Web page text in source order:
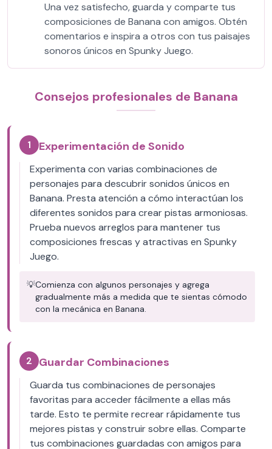
Una vez satisfecho, guarda y comparte tus
composiciones de Banana con amigos. Obtén
comentarios e inspira a otros con tus paisajes
sonoros únicos en Spunky Juego.
Consejos profesionales de Banana
1 Experimentación de Sonido
Experimenta con varias combinaciones de
personajes para descubrir sonidos únicos en
Banana. Presta atención a cómo interactúan los
diferentes sonidos para crear pistas armoniosas.
Prueba nuevos arreglos para mantener tus
composiciones frescas y atractivas en Spunky
Juego.
💡Comienza con algunos personajes y agrega
gradualmente más a medida que te sientas cómodo
con la mecánica en Banana.
2 Guardar Combinaciones
Guarda tus combinaciones de personajes
favoritas para acceder fácilmente a ellas más
tarde. Esto te permite recrear rápidamente tus
mejores pistas y construir sobre ellas. Comparte
tus combinaciones guardadas con amigos para